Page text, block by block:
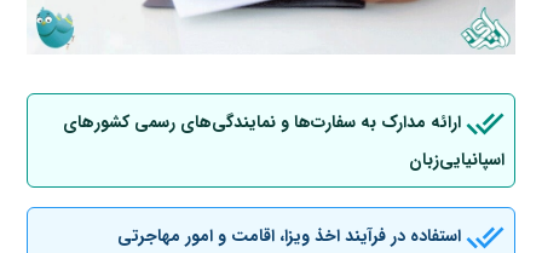
ارائه مدارک به سفارت‌ها و نمایندگی‌های رسمی کشورهای
اسپانیایی‌زبان
استفاده در فرآیند اخذ ویزا، اقامت و امور مهاجرتی